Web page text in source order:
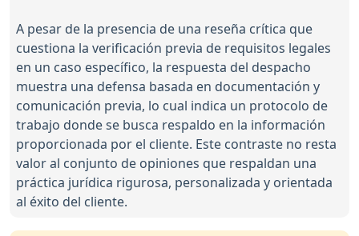
A pesar de la presencia de una reseña crítica que
cuestiona la verificación previa de requisitos legales
en un caso específico, la respuesta del despacho
muestra una defensa basada en documentación y
comunicación previa, lo cual indica un protocolo de
trabajo donde se busca respaldo en la información
proporcionada por el cliente. Este contraste no resta
valor al conjunto de opiniones que respaldan una
práctica jurídica rigurosa, personalizada y orientada
al éxito del cliente.